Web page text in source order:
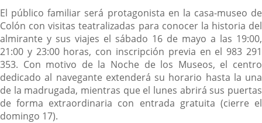
El público familiar será protagonista en la casa-museo de
Colón con visitas teatralizadas para conocer la historia del
almirante y sus viajes el sábado 16 de mayo a las 19:00,
21:00 y 23:00 horas, con inscripción previa en el 983 291
353. Con motivo de la Noche de los Museos, el centro
dedicado al navegante extenderá su horario hasta la una
de la madrugada, mientras que el lunes abrirá sus puertas
de forma extraordinaria con entrada gratuita (cierre el
domingo 17).